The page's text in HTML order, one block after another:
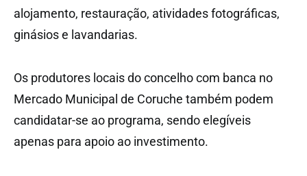
alojamento, restauração, atividades fotográficas,
ginásios e lavandarias.
Os produtores locais do concelho com banca no
Mercado Municipal de Coruche também podem
candidatar-se ao programa, sendo elegíveis
apenas para apoio ao investimento.